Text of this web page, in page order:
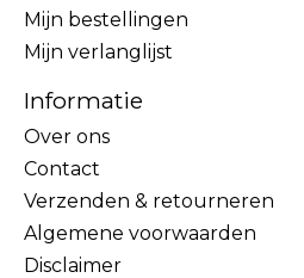
Mijn bestellingen
Mijn verlanglijst
Informatie
Over ons
Contact
Verzenden & retourneren
Algemene voorwaarden
Disclaimer